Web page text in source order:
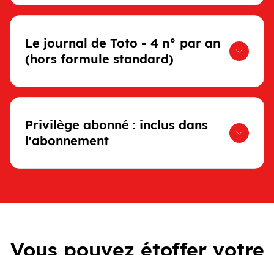
Le journal de Toto - 4 n° par an
(hors formule standard)
Privilège abonné : inclus dans
l'abonnement
Vous pouvez étoffer votre